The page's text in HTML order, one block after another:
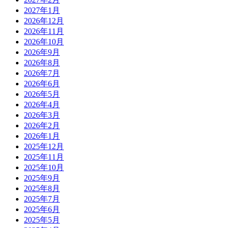
2027年1月
2026年12月
2026年11月
2026年10月
2026年9月
2026年8月
2026年7月
2026年6月
2026年5月
2026年4月
2026年3月
2026年2月
2026年1月
2025年12月
2025年11月
2025年10月
2025年9月
2025年8月
2025年7月
2025年6月
2025年5月